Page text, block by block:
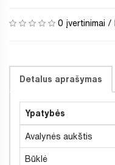
0 įvertinimai /
Detalus aprašymas
Ypatybės
Avalynės aukštis
Būklė